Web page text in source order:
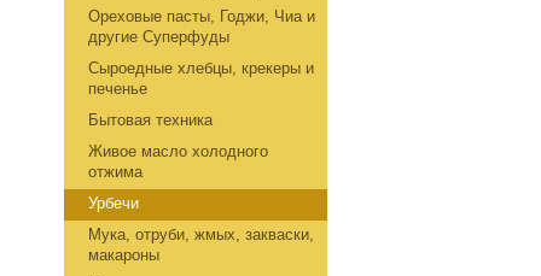
Ореховые пасты, Годжи, Чиа и
другие Суперфуды
Сыроедные хлебцы, крекеры и
печенье
Бытовая техника
Живое масло холодного
отжима
Урбечи
Мука, отруби, жмых, закваски,
макароны